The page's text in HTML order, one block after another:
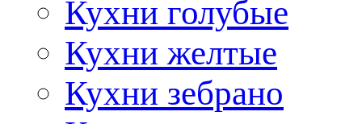
Кухни голубые
Кухни желтые
Кухни зебрано